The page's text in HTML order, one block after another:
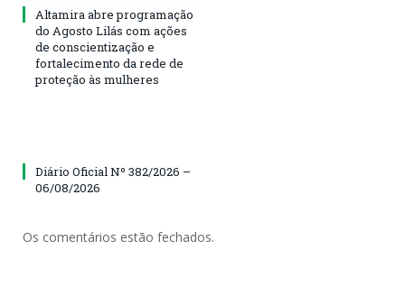
Altamira abre programação
do Agosto Lilás com ações
de conscientização e
fortalecimento da rede de
proteção às mulheres
Diário Oficial Nº 382/2026 –
06/08/2026
Os comentários estão fechados.